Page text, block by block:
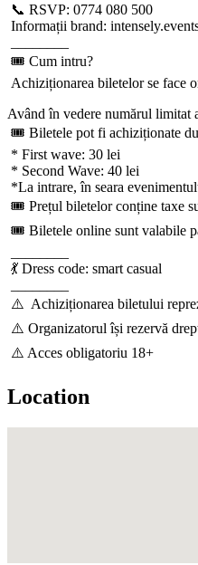
📞 RSVP: 0774 080 500
Informații brand:
🎟 Cum intru?
Achiziționarea biletelor se face
Având în vedere numărul limitat
🎟 Biletele pot fi achiziționate
* First wave: 30 lei
* Second Wave: 40 lei
*La intrare, în seara
🎟 Prețul biletelor conține taxe
🎟 Biletele online sunt valabile
💃 Dress code: smart casual
⚠️ Achiziționarea biletului
⚠️ Organizatorul își rezervă
⚠️ Acces obligatoriu 18+
Location